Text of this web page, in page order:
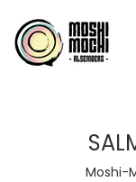
Moshi-